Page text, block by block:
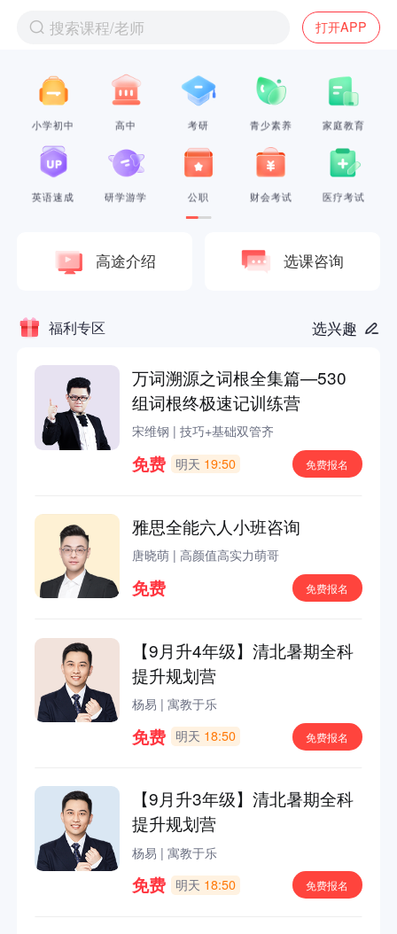
搜索课程/老师 打开APP
小学初中 高中 考研 青少素养 家庭教育
英语速成 研学游学 公职 财会考试 医疗考试
高途介绍 选课咨询
福利专区 选兴趣
万词溯源之词根全集篇—530
组词根终极速记训练营
宋维钢 | 技巧+基础双管齐
免费 明天 19:50 免费报名
雅思全能六人小班咨询
唐晓萌 | 高颜值高实力萌哥
免费 免费报名
【9月升4年级】清北暑期全科
提升规划营
杨易 | 寓教于乐
免费 明天 18:50 免费报名
【9月升3年级】清北暑期全科
提升规划营
杨易 | 寓教于乐
免费 明天 18:50 免费报名